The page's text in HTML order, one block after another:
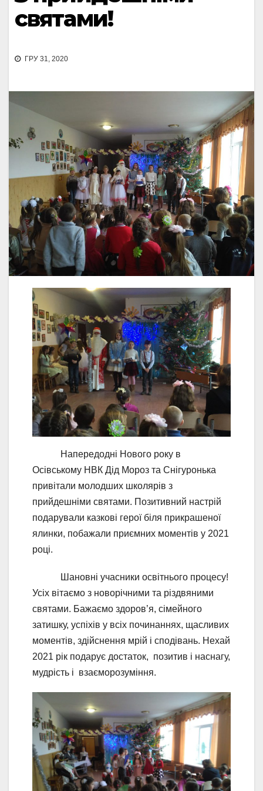
святами!
ГРУ 31, 2020
Напередодні Нового року в
Осівському НВК Дід Мороз та Снігуронька
привітали молодших школярів з
прийдешніми святами. Позитивний настрій
подарували казкові герої біля прикрашеної
ялинки, побажали приємних моментів у 2021
році.
Шановні учасники освітнього процесу!
Усіх вітаємо з новорічними та різдвяними
святами. Бажаємо здоров’я, сімейного
затишку, успіхів у всіх починаннях, щасливих
моментів, здійснення мрій і сподівань. Нехай
2021 рік подарує достаток, позитив і наснагу,
мудрість і взаєморозуміння.